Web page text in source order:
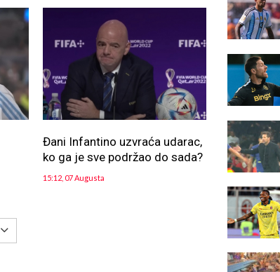
Đani Infantino uzvraća udarac,
ko ga je sve podržao do sada?
15:12, 07 Augusta